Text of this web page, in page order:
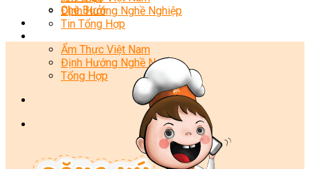
Chè Bưởi
Món Ngon Mỗi Ngày
Ẩm Thực Việt Nam
Định Hướng Nghề Nghiệp
Tổng Hợp
Định Hướng Nghề Nghiệp
Tin Tổng Hợp